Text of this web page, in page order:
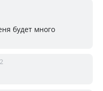
будет много